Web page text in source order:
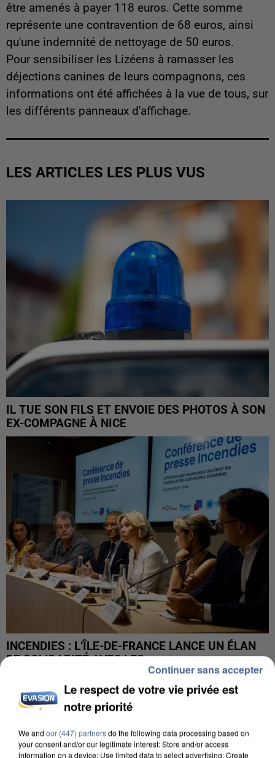
être amenés à payer 118 euros. Cette somme
représente une contravention de 68 euros, ainsi
qu'une indemnité de nettoyage de 50 euros.
Pour sensibiliser les Lizéens à ramasser les
déjections canines de leurs compagnons, ces
informations ont été affichées à la vue de tous, sur
les différents panneaux d'affichage.
LES ARTICLES LES PLUS VUS
IL TUE SON FILS ET ENVOIE DES PHOTOS À SON
EX-COMPAGNE À NICE
INCENDIES : L’ÎLE-DE-FRANCE LANCE UN ÉLAN
DE SOLIDARITÉ AVEC LES...
Le respect de votre vie privée est
notre priorité
We and our (447) partnersdo the following data processing based on
your consent and/or our legitimate interest: Store and/or access
information on a device; Use limited data to select advertising; Create
Continuer sans accepter